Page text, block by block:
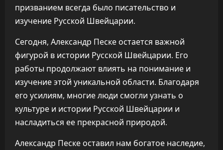
призванием всегда было писательство и
изучение Русской Швейцарии.
Сегодня, Александр Песке остается важной
фигурой в истории Русской Швейцарии. Его
работы продолжают влиять на понимание и
изучение этой уникальной области. Благодаря
его усилиям, многие люди смогли узнать о
культуре и истории Русской Швейцарии и
насладиться ее прекрасной природой.
Александр Песке оставил нам богатое наследие,